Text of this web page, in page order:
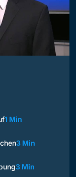
1 Min
3 Min
3 Min